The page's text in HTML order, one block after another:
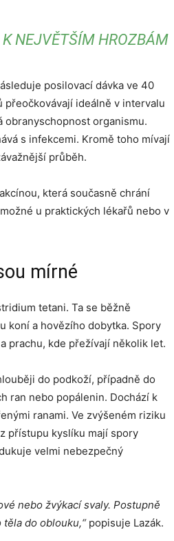
NEJVĚTŠÍM HROZBÁM
posilovací dávka ve 40
ideálně v intervalu
obranyschopnost organismu.
s infekcemi. Kromě toho mívají
průběh.
která současně chrání
u praktických lékařů nebo v
mírné
tetani. Ta se běžně
koní a hovězího dobytka. Spory
prachu, kde přežívají několik let.
do podkoží, případně do
ran nebo popálenin. Dochází k
ranami. Ve zvýšeném riziku
přístupu kyslíku mají spory
velmi nebezpečný
nebo žvýkací svaly. Postupně
do oblouku,“ popisuje Lazák.